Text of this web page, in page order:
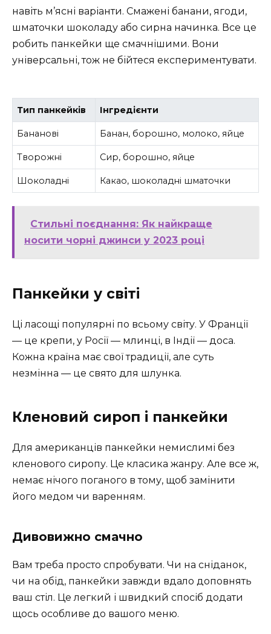
навіть м’ясні варіанти. Смажені банани, ягоди,
шматочки шоколаду або сирна начинка. Все це
робить панкейки ще смачнішими. Вони
універсальні, тож не бійтеся експериментувати.
Тип панкейків Інгредієнти
Бананові Банан, борошно, молоко, яйце
Творожні Сир, борошно, яйце
Шоколадні Какао, шоколадні шматочки
Стильні поєднання: Як найкраще
носити чорні джинси у 2023 році
Панкейки у світі
Ці ласощі популярні по всьому світу. У Франції
— це крепи, у Росії — млинці, в Індії — доса.
Кожна країна має свої традиції, але суть
незмінна — це свято для шлунка.
Кленовий сироп і панкейки
Для американців панкейки немислимі без
кленового сиропу. Це класика жанру. Але все ж,
немає нічого поганого в тому, щоб замінити
його медом чи варенням.
Дивовижно смачно
Вам треба просто спробувати. Чи на сніданок,
чи на обід, панкейки завжди вдало доповнять
ваш стіл. Це легкий і швидкий спосіб додати
щось особливе до вашого меню.